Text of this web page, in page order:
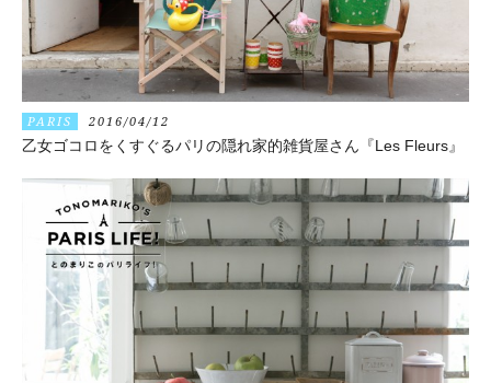
PARIS 2016/04/12
乙女ゴコロをくすぐるパリの隠れ家的雑貨屋さん『Les Fleurs』